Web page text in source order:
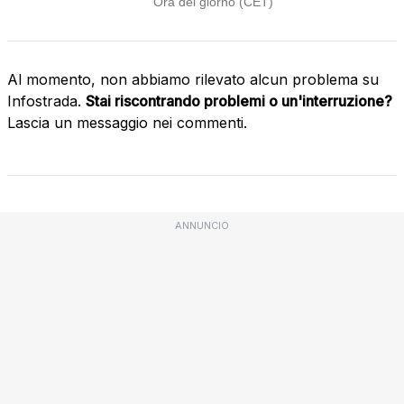
Al momento, non abbiamo rilevato alcun problema su
Infostrada. Stai riscontrando problemi o un'interruzione?
Lascia un messaggio nei commenti.
ANNUNCIO